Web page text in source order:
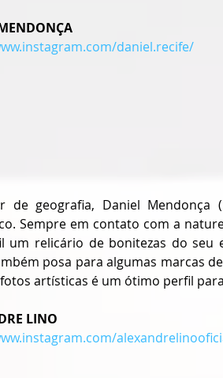
daniel.recife/
de geografia, Daniel
Sempre em contato com a
um relicário de bonitezas do seu
posa para algumas marcas
artísticas é um ótimo perfil
LINO